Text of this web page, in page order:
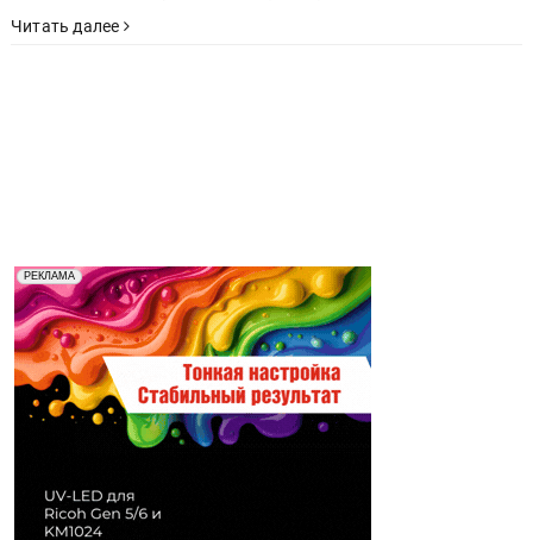
Читать далее
РЕКЛАМА
Реклама. Рекламодатель ООО "Передовые Системы
Печати" erid: 2SDnjd2d4Qz